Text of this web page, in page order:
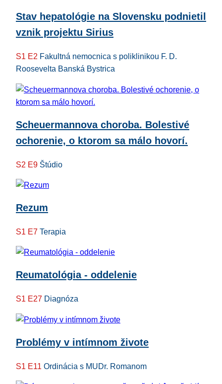
Stav hepatológie na Slovensku podnietil
vznik projektu Sirius
S1 E2 Fakultná nemocnica s poliklinikou F. D.
Roosevelta Banská Bystrica
Scheuermannova choroba. Bolestivé
ochorenie, o ktorom sa málo hovorí.
S2 E9 Štúdio
Rezum
S1 E7 Terapia
Reumatológia - oddelenie
S1 E27 Diagnóza
Problémy v intímnom živote
S1 E11 Ordinácia s MUDr. Romanom